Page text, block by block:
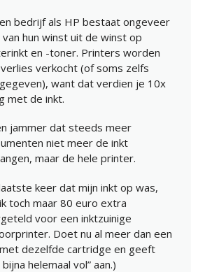
bedrijf als HP bestaat ongeveer
van hun winst uit de winst op
en -toner. Printers worden
verkocht (of soms zelfs
want dat verdien je 10x
met de inkt.
jammer dat steeds meer
niet meer de inkt
maar de hele printer.
keer dat mijn inkt op was,
toch maar 80 euro extra
voor een inktzuinige
Doet nu al meer dan een
dezelfde cartridge en geeft
bijna helemaal vol” aan.)